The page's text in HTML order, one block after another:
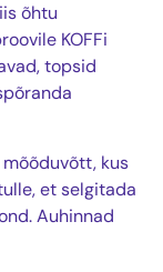
õhtu
KOFFi
topsid
kus
et selgitada
Auhinnad